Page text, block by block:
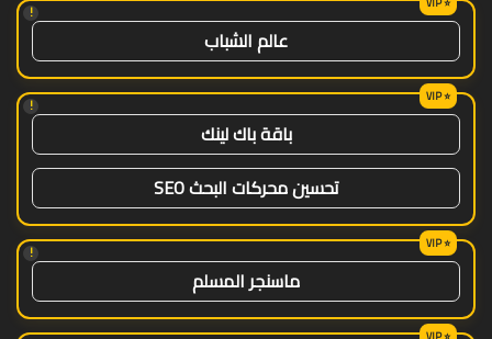
!
عالم الشباب
!
باقة باك لينك
تحسين محركات البحث SEO
!
ماسنجر المسلم